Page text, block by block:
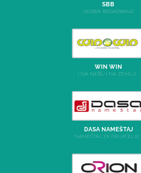
SBB
SERBIA BROADBAND
WIN WIN
I NA NEBU I NA ZEMLJI...
DASA NAMEŠTAJ
NAMEŠTAJ ZA PRIJATELJE...